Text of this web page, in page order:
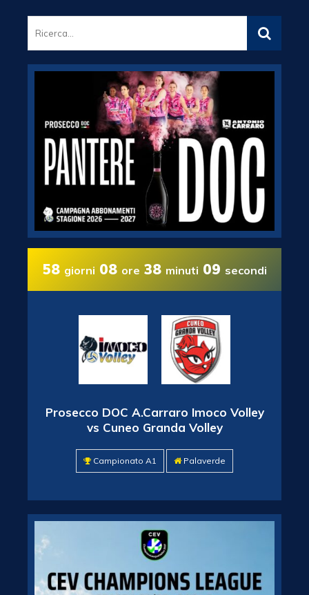
58 giorni 08 ore 38 minuti 08 secondi
Prosecco DOC A.Carraro Imoco Volley
vs Cuneo Granda Volley
Campionato A1 Palaverde